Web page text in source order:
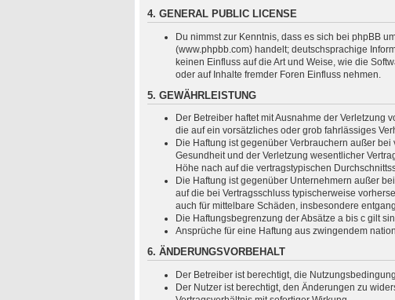
4. GENERAL PUBLIC LICENSE
Du nimmst zur Kenntnis, dass es sich bei phpBB um
(www.phpbb.com) handelt; deutschsprachige
keinen Einfluss auf die Art und Weise, wie die
oder auf Inhalte fremder Foren Einfluss nehmen.
5. GEWÄHRLEISTUNG
Der Betreiber haftet mit Ausnahme der
die auf ein vorsätzliches oder grob fahrlässiges
Die Haftung ist gegenüber Verbrauchern außer
Gesundheit und der Verletzung wesentlicher
Höhe nach auf die vertragstypischen
Die Haftung ist gegenüber Unternehmern außer
auf die bei Vertragsschluss typischerweise
auch für mittelbare Schäden, insbesondere
Die Haftungsbegrenzung der Absätze a bis c gilt
Ansprüche für eine Haftung aus zwingendem
6. ÄNDERUNGSVORBEHALT
Der Betreiber ist berechtigt, die
Der Nutzer ist berechtigt, den Änderungen zu